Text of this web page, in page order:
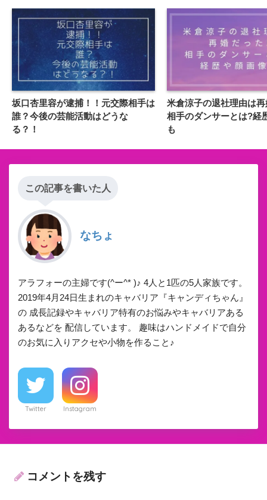
坂口杏里容が逮捕！！元交際相手は
誰？今後の芸能活動はどうな
る？！
米倉涼子の退社理由は
相手のダンサーとは?経
も
この記事を書いた人
なちょ
アラフォーの主婦です(^ー^* )♪ 4人と1匹の5人家族です。
2019年4月24日生まれのキャバリア『キャンディちゃん』
の 成長記録やキャバリア特有のお悩みやキャバリアある
あるなどを 配信しています。 趣味はハンドメイドで自分
のお気に入りアクセや小物を作ること♪
Twitter Instagram
コメントを残す